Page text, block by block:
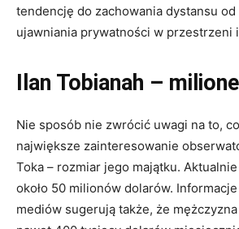
tendencję do zachowania dystansu
ujawniania prywatności w przestrzeni
Ilan Tobianah –
Nie sposób nie zwrócić uwagi na to,
największe zainteresowanie
Toka – rozmiar jego majątku.
około 50 milionów dolarów.
mediów sugerują także, że